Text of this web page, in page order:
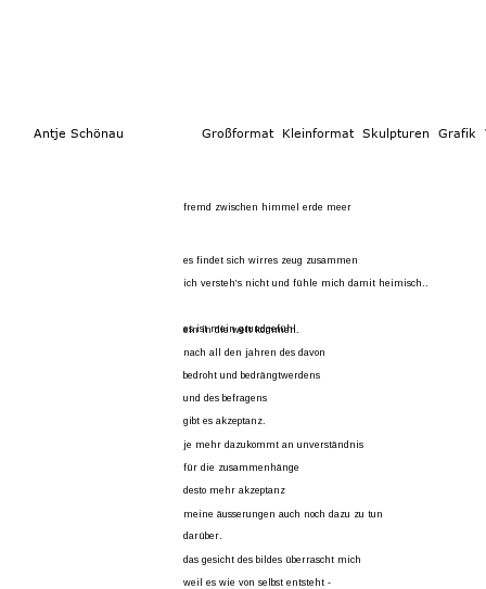
fremd zwischen himmel erde meer
es findet sich wirres zeug zusammen
ich versteh’s nicht und fühle mich damit heimisch..
es ist mein grundgefühl
ein in die welt kommen.
nach all den jahren des davon
bedroht und bedrängtwerdens
und des befragens
gibt es akzeptanz.
je mehr dazukommt an unverständnis
für die zusammenhänge
desto mehr akzeptanz
meine äusserungen auch noch dazu zu tun
darüber.
das gesicht des bildes überrascht mich
weil es wie von selbst entsteht -
Antje Schönau Großformat Kleinformat Skulpturen Grafik